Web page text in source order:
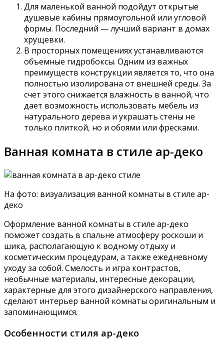
Для маленькой ванной подойдут открытые
душевые кабины прямоугольной или угловой
формы. Последний — лучший вариант в домах
хрущевки.
В просторных помещениях устанавливаются
объемные гидробоксы. Одним из важных
преимуществ конструкции является то, что она
полностью изолирована от внешней среды. За
счет этого снижается влажность в ванной, что
дает возможность использовать мебель из
натурального дерева и украшать стены не
только плиткой, но и обоями или фресками.
Ванная комната в стиле ар-деко
На фото: визуализация ванной комнаты в стиле ар-
деко
Оформление ванной комнаты в стиле ар-деко
поможет создать в спальне атмосферу роскоши и
шика, располагающую к водному отдыху и
косметическим процедурам, а также ежедневному
уходу за собой. Смелость и игра контрастов,
необычные материалы, интересные декорации,
характерные для этого дизайнерского направления,
сделают интерьер ванной комнаты оригинальным и
запоминающимся.
Особенности стиля ар-деко